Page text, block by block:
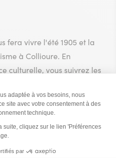
fera vivre l'été 1905 et la
à Collioure. En
culturelle, vous suivrez les
port de pêche, se
XXe siècle en véritable